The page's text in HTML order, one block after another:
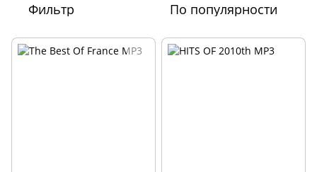
Pop
New Age Lounge Chill Out Relax Ethno Folk 2023
Фильтр По популярности